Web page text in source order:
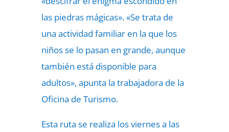
las piedras mágicas». «Se trata de
una actividad familiar en la que los
niños se lo pasan en grande, aunque
también está disponible para
adultos», apunta la trabajadora de la
Oficina de Turismo.
Esta ruta se realiza los viernes a las